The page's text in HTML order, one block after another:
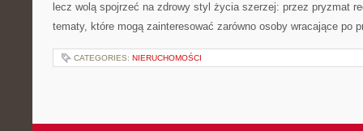
lecz wolą spojrzeć na zdrowy styl życia szerzej: przez pryzmat
tematy, które mogą zainteresować zarówno osoby wracające po
CATEGORIES: NIERUCHOMOŚCI